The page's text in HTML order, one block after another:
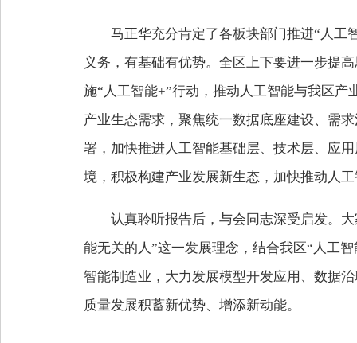
马正华充分肯定了各板块部门推进“人工
义务，有基础有优势。全区上下要进一步提
施“人工智能+”行动，推动人工智能与我区
产业生态需求，聚焦统一数据底座建设、需
署，加快推进人工智能基础层、技术层、应
境，积极构建产业发展新生态，加快推动人
认真聆听报告后，与会同志深受启发。
能无关的人”这一发展理念，结合我区“人工
智能制造业，大力发展模型开发应用、数据
质量发展积蓄新优势、增添新动能。